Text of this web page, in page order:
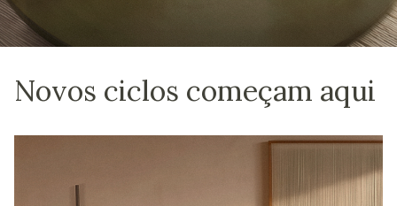
Novos ciclos começam aqui